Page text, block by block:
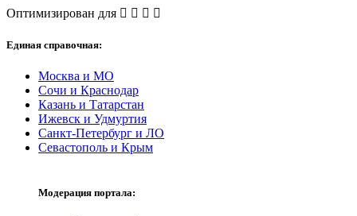
Оптимизирован для
Единая справочная:
Москва и МО
Сочи и Краснодар
Казань и Татарстан
Ижевск и Удмуртия
Санкт-Петербург и ЛО
Севастополь и Крым
Модерация портала: